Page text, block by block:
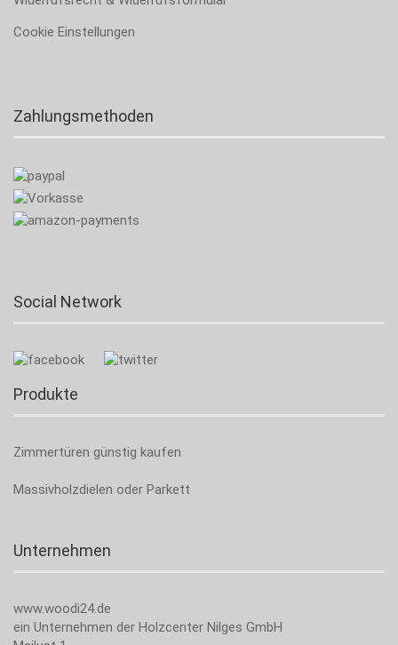
Cookie Einstellungen
Zahlungsmethoden
Social Network
Produkte
Zimmertüren günstig kaufen
Massivholzdielen oder Parkett
Unternehmen
www.woodi24.de
ein Unternehmen der Holzcenter Nilges GmbH